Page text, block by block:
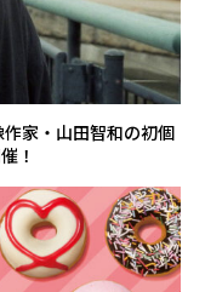
家・山田智和の初個
！